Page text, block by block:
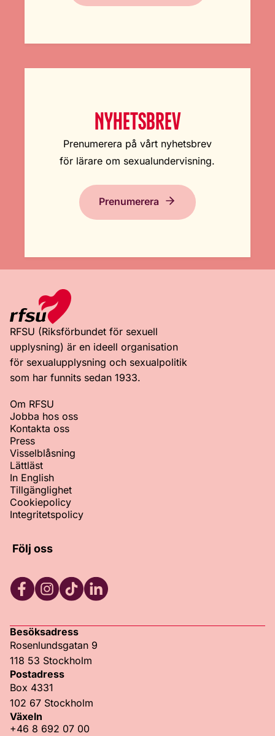
NYHETSBREV
Prenumerera på vårt nyhetsbrev
för lärare om sexualundervisning.
Prenumerera
RFSU (Riksförbundet för sexuell
upplysning) är en ideell organisation
för sexualupplysning och sexualpolitik
som har funnits sedan 1933.
Om RFSU
Jobba hos oss
Kontakta oss
Press
Visselblåsning
Lättläst
In English
Tillgänglighet
Cookiepolicy
Integritetspolicy
Följ oss
Besöksadress
Rosenlundsgatan 9
118 53 Stockholm
Postadress
Box 4331
102 67 Stockholm
Växeln
+46 8 692 07 00